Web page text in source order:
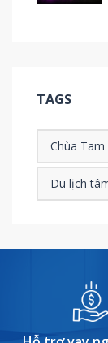
TAGS
Chùa Tam
Du lịch